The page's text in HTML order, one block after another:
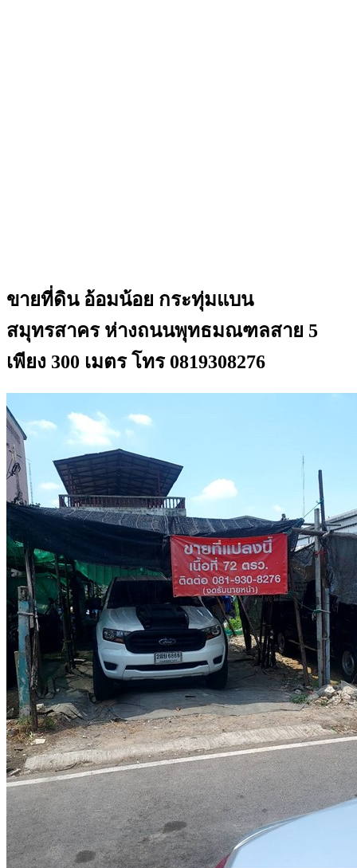
ขายที่ดิน อ้อมน้อย กระทุ่มแบน
สมุทรสาคร ห่างถนนพุทธมณฑลสาย 5
เพียง 300 เมตร โทร 0819308276